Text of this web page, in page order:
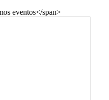
eventos</span>